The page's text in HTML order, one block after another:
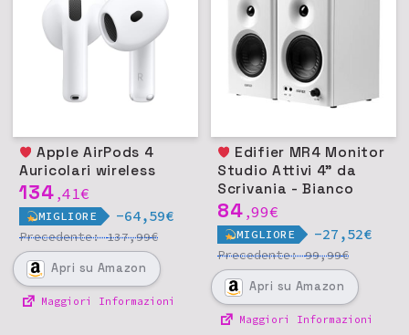
Apple AirPods 4
Auricolari wireless
134 ,41€
MIGLIORE -64,59€
Precedente:137,99€
Apri su Amazon
Maggiori Informazioni
Studio Attivi 4" da
Scrivania - Bianco
84 ,99€
MIGLIORE -27,52€
Precedente:99,99€
Apri su Amazon
Maggiori Informazioni